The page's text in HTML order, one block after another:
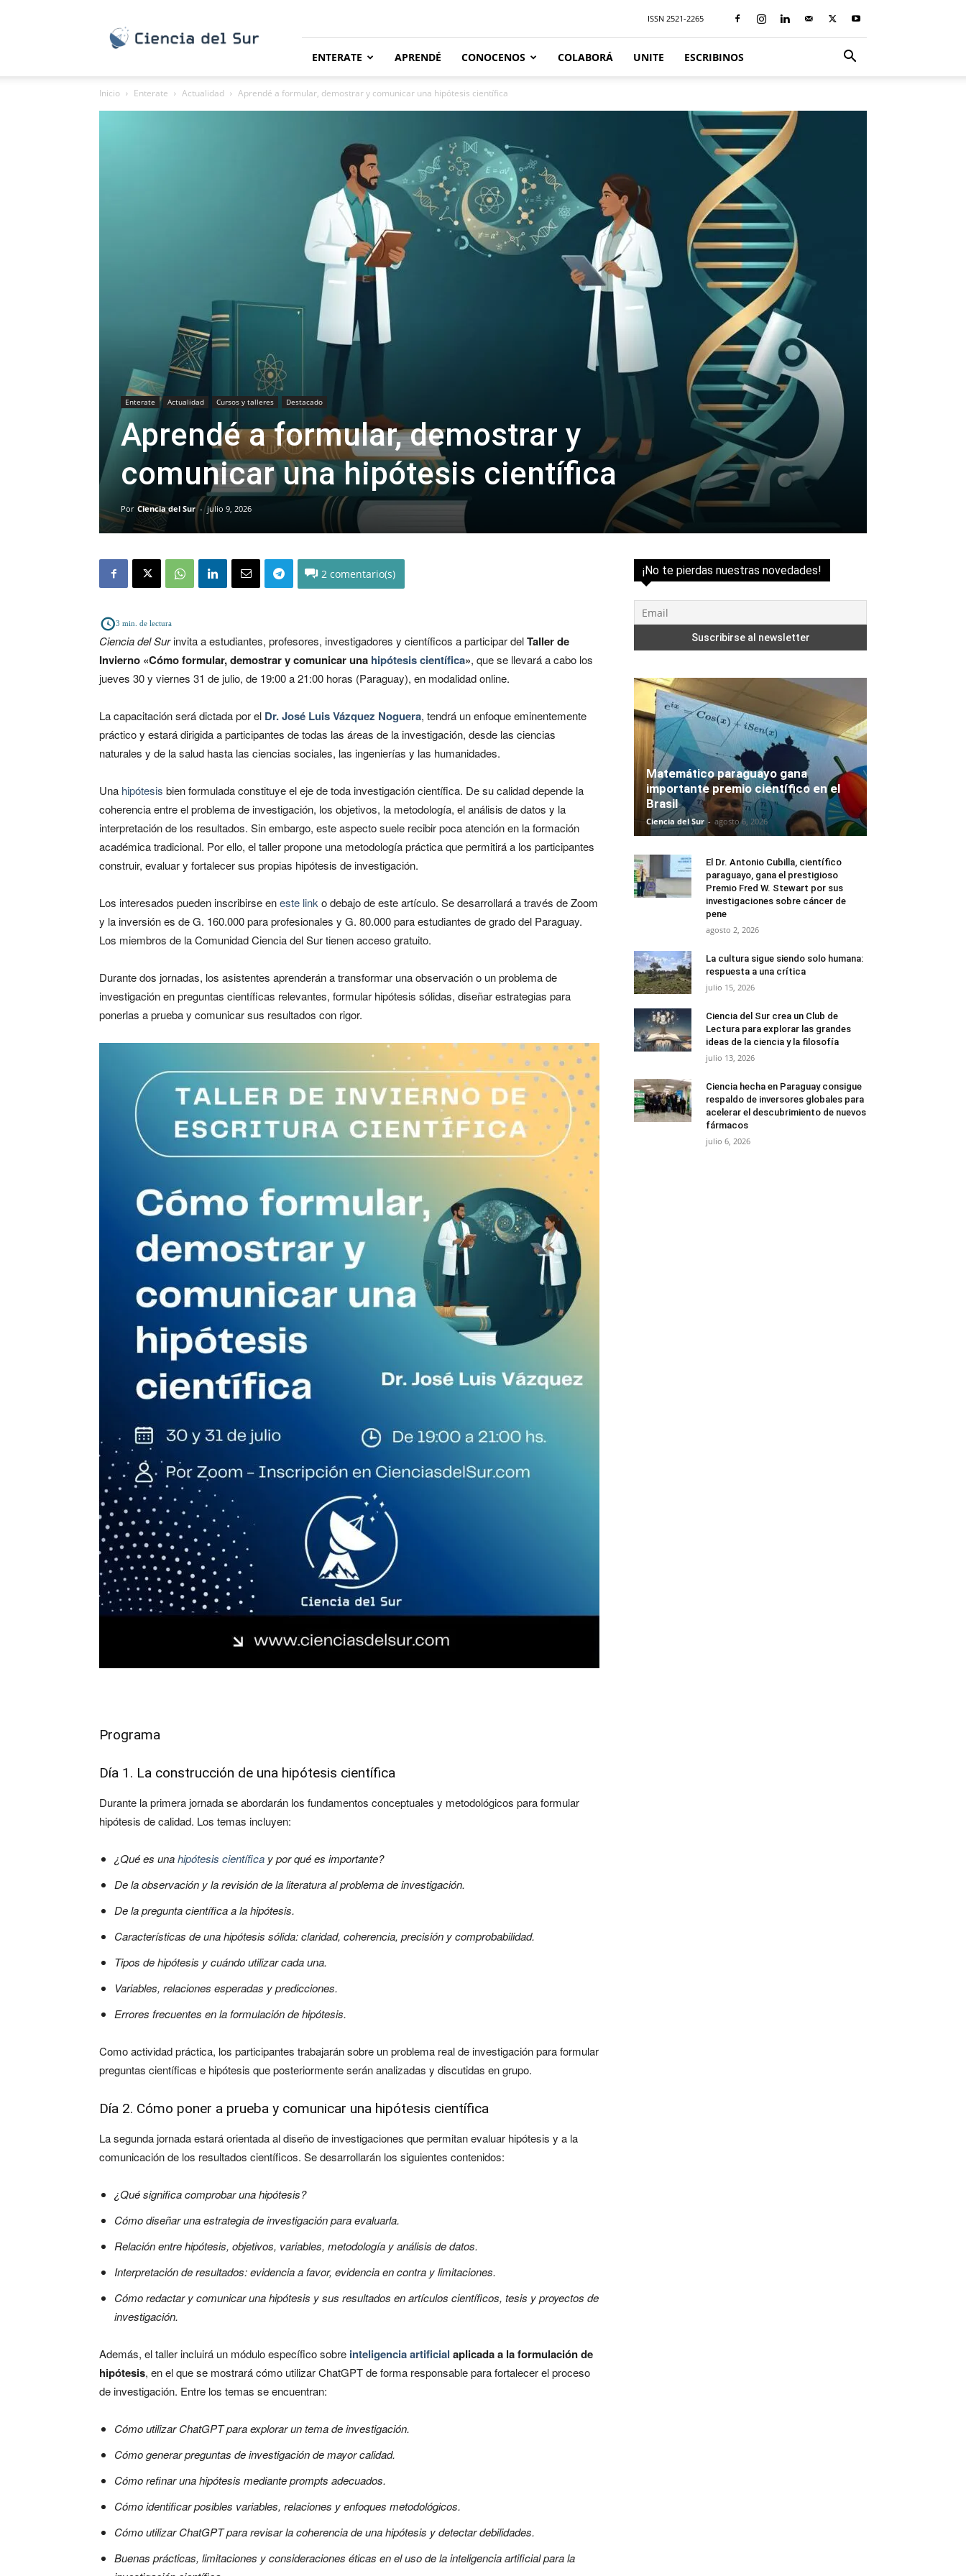
Sur
ISSN 2521-2265
ENTERATE APRENDÉ CONOCENOS COLABORÁ UNITE ESCRIBINOS
Inicio Enterate Actualidad Aprendé a formular, demostrar y comunicar una hipótesis científica
Enterate Actualidad Cursos y talleres Destacado
Aprendé a formular, demostrar y
comunicar una hipótesis científica
Por Ciencia del Sur - julio 9, 2026
2
3 min. de lectura
Ciencia del Surinvita a estudiantes, profesores, investigadores y científicos a participar delTaller de
Invierno «Cómo formular, demostrar y comunicar una hipótesis científica», que se llevará a cabo los
jueves 30 y viernes 31 de julio, de 19:00 a 21:00 horas (Paraguay), en modalidad online.
La capacitación será dictada por el Dr. José Luis Vázquez Noguera, tendrá un enfoque eminentemente
práctico y estará dirigida a participantes de todas las áreas de la investigación, desde las ciencias
naturales y de la salud hasta las ciencias sociales, las ingenierías y las humanidades.
Una hipótesis bien formulada constituye el eje de toda investigación científica. De su calidad depende la
coherencia entre el problema de investigación, los objetivos, la metodología, el análisis de datos y la
interpretación de los resultados. Sin embargo, este aspecto suele recibir poca atención en la formación
académica tradicional. Por ello, el taller propone una metodología práctica que permitirá a los participantes
construir, evaluar y fortalecer sus propias hipótesis de investigación.
Los interesados pueden inscribirse eneste link o debajo de este artículo. Se desarrollará a través de Zoom
y la inversión es de G. 160.000 para profesionales y G. 80.000 para estudiantes de grado del Paraguay.
Los miembros de la Comunidad Ciencia del Sur tienen acceso gratuito.
Durante dos jornadas, los asistentes aprenderán a transformar una observación o un problema de
investigación en preguntas científicas relevantes, formular hipótesis sólidas, diseñar estrategias para
ponerlas a prueba y comunicar sus resultados con rigor.
Programa
Día 1. La construcción de una hipótesis científica
Durante la primera jornada se abordarán los fundamentos conceptuales y metodológicos para formular
hipótesis de calidad. Los temas incluyen:
¿Qué es unahipótesis científica y por qué es importante?
De la observación y la revisión de la literatura al problema de investigación.
De la pregunta científica a la hipótesis.
Características de una hipótesis sólida: claridad, coherencia, precisión y comprobabilidad.
Tipos de hipótesis y cuándo utilizar cada una.
Variables, relaciones esperadas y predicciones.
Errores frecuentes en la formulación de hipótesis.
Como actividad práctica, los participantes trabajarán sobre un problema real de investigación para formular
preguntas científicas e hipótesis que posteriormente serán analizadas y discutidas en grupo.
Día 2. Cómo poner a prueba y comunicar una hipótesis científica
La segunda jornada estará orientada al diseño de investigaciones que permitan evaluar hipótesis y a la
comunicación de los resultados científicos. Se desarrollarán los siguientes contenidos:
¿Qué significa comprobar una hipótesis?
Cómo diseñar una estrategia de investigación para evaluarla.
Relación entre hipótesis, objetivos, variables, metodología y análisis de datos.
Interpretación de resultados: evidencia a favor, evidencia en contra y limitaciones.
Cómo redactar y comunicar una hipótesis y sus resultados en artículos científicos, tesis y proyectos de
investigación.
Además, el taller incluirá un módulo específico sobre inteligencia artificial aplicada a la formulación de
hipótesis, en el que se mostrará cómo utilizar ChatGPT de forma responsable para fortalecer el proceso
de investigación. Entre los temas se encuentran:
Cómo utilizar ChatGPT para explorar un tema de investigación.
Cómo generar preguntas de investigación de mayor calidad.
Cómo refinar una hipótesis medianteprompts adecuados.
Cómo identificar posibles variables, relaciones y enfoques metodológicos.
Cómo utilizar ChatGPT para revisar la coherencia de una hipótesis y detectar debilidades.
Buenas prácticas, limitaciones y consideraciones éticas en el uso de la inteligencia artificial para la
¡No te pierdas nuestras novedades!
Matemático paraguayo gana
importante premio científico en el
Brasil
Ciencia del Sur - agosto 6, 2026
El Dr. Antonio Cubilla, científico
paraguayo, gana el prestigioso
Premio Fred W. Stewart por sus
investigaciones sobre cáncer de
pene
agosto 2, 2026
La cultura sigue siendo solo humana:
respuesta a una crítica
julio 15, 2026
Ciencia del Sur crea un Club de
Lectura para explorar las grandes
ideas de la ciencia y la filosofía
julio 13, 2026
Ciencia hecha en Paraguay consigue
respaldo de inversores globales para
acelerar el descubrimiento de nuevos
fármacos
julio 6, 2026